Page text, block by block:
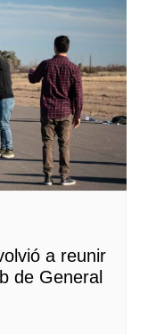
a reunir
de General